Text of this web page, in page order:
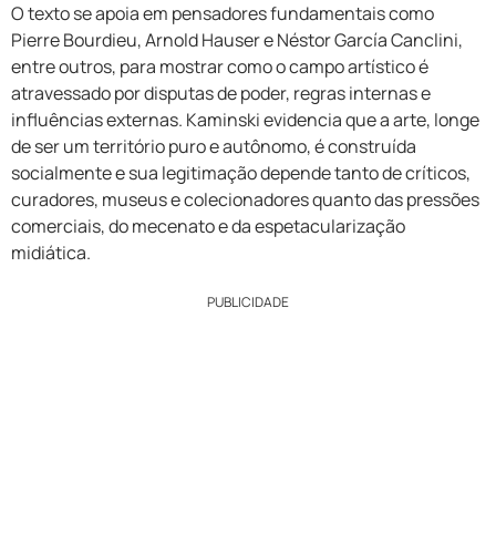
O texto se apoia em pensadores fundamentais como
Pierre Bourdieu, Arnold Hauser e Néstor García Canclini,
entre outros, para mostrar como o campo artístico é
atravessado por disputas de poder, regras internas e
influências externas. Kaminski evidencia que a arte, longe
de ser um território puro e autônomo, é construída
socialmente e sua legitimação depende tanto de críticos,
curadores, museus e colecionadores quanto das pressões
comerciais, do mecenato e da espetacularização
midiática.
PUBLICIDADE